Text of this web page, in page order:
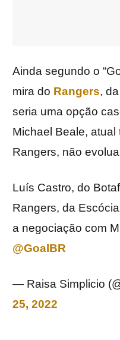
Ainda segundo o
mira do Rangers,
seria uma opção
Michael Beale,
Rangers, não
Luís Castro, do
Rangers, da
a negociação com
@GoalBR
— Raisa Simplicio
25, 2022